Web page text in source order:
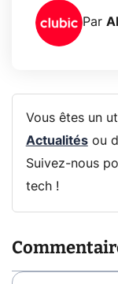
Par
Vous êtes un
Actualitésou
Suivez-nous
tech !